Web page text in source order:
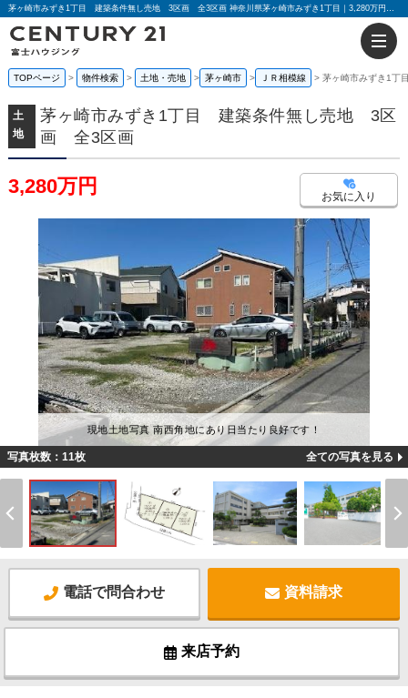
茅ヶ崎市みずき1丁目 建築条件無し売地 3区画 全3区画 神奈川県茅ヶ崎市みずき1丁目｜3,280万円の土地｜センチュリー21富士ハウジング
TOPページ 物件検索 土地・売地 茅ヶ崎市 ＪＲ相模線 茅ヶ崎市みずき1
土
地
茅ヶ崎市みずき1丁目 建築条件無し売地 3区
画 全3区画
3,280万円 お気に入り
現地土地写真 南西角地にあり日当たり良好です！
写真枚数：11枚 全ての写真を見る
電話で問合わせ 資料請求
来店予約